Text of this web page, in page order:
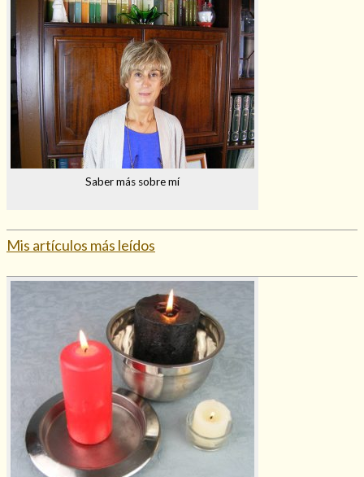
Saber más sobre mí
Mis artículos más leídos